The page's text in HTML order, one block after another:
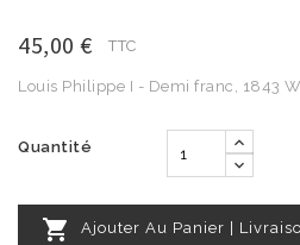
45,00 € TTC
Louis Philippe I - Demi franc, 1843
Quantité
 Ajouter Au Panier |